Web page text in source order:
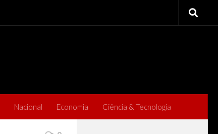
Nacional Economia Ciência & Tecnologia